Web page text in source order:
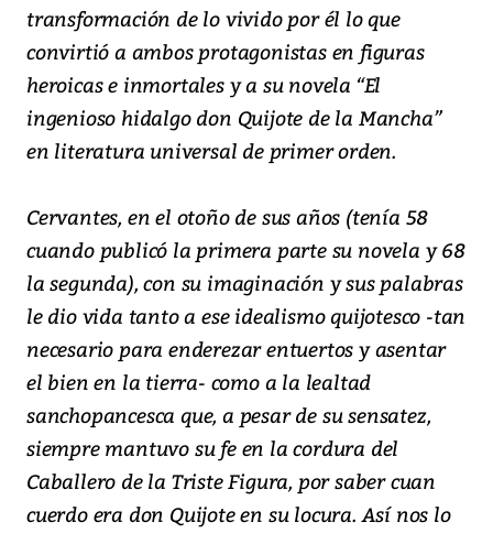
transformación de lo vivido por él lo que
convirtió a ambos protagonistas en figuras
heroicas e inmortales y a su novela “El
ingenioso hidalgo don Quijote de la Mancha”
en literatura universal de primer orden.
Cervantes, en el otoño de sus años (tenía 58
cuando publicó la primera parte su novela y 68
la segunda), con su imaginación y sus palabras
le dio vida tanto a ese idealismo quijotesco -tan
necesario para enderezar entuertos y asentar
el bien en la tierra- como a la lealtad
sanchopancesca que, a pesar de su sensatez,
siempre mantuvo su fe en la cordura del
Caballero de la Triste Figura, por saber cuan
cuerdo era don Quijote en su locura. Así nos lo